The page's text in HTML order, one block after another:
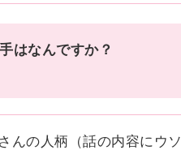
はなんですか？
んの人柄（話の内容にウ